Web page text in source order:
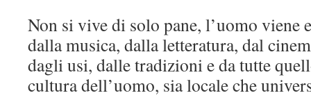
Non si vive di solo pane, l’uomo viene
dalla musica, dalla letteratura, dal
dagli usi, dalle tradizioni e da tutte
cultura dell’uomo, sia locale che